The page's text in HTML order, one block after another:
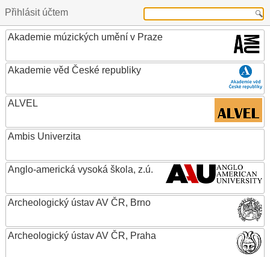
Přihlásit účtem
Akademie múzických umění v Praze
Akademie věd České republiky
ALVEL
Ambis Univerzita
Anglo-americká vysoká škola, z.ú.
Archeologický ústav AV ČR, Brno
Archeologický ústav AV ČR, Praha